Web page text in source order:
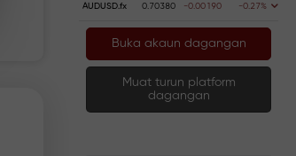
Pengeluaran wang
AUDUSD.fx 0.70380 -0.00190 -0.27%
Buka akaun dagangan
Muat turun platform
dagangan